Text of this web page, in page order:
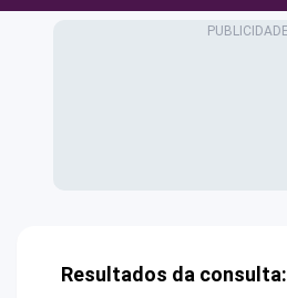
Resultados da consulta: